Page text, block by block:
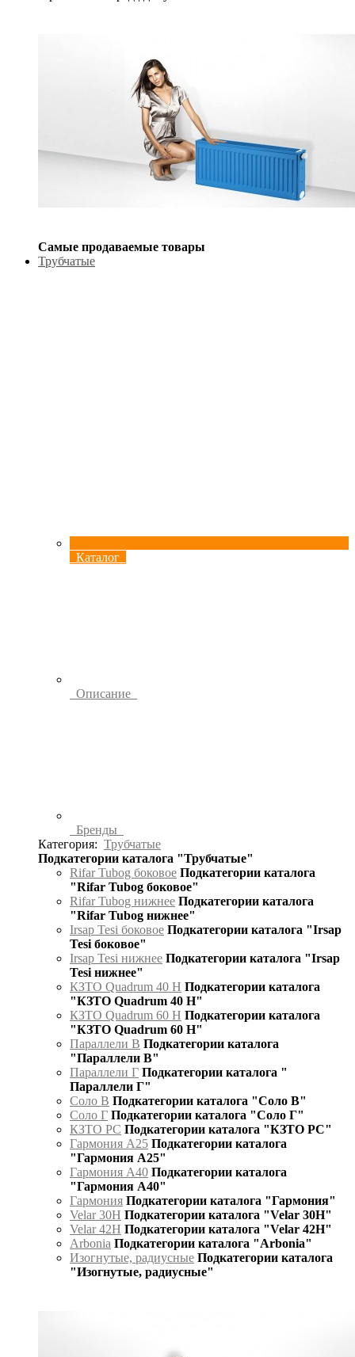
Самые продаваемые товары
Трубчатые
Каталог
Описание
Бренды
Категория: Трубчатые
Подкатегории каталога "Трубчатые"
Rifar Tubog боковое Подкатегории каталога
"Rifar Tubog боковое"
Rifar Tubog нижнее Подкатегории каталога
"Rifar Tubog нижнее"
Irsap Tesi боковое Подкатегории каталога "Irsap
Tesi боковое"
Irsap Tesi нижнее Подкатегории каталога "Irsap
Tesi нижнее"
КЗТО Quadrum 40 H Подкатегории каталога
"КЗТО Quadrum 40 H"
КЗТО Quadrum 60 H Подкатегории каталога
"КЗТО Quadrum 60 H"
Параллели В Подкатегории каталога
"Параллели В"
Параллели Г Подкатегории каталога "
Параллели Г"
Соло В Подкатегории каталога "Соло В"
Соло Г Подкатегории каталога "Соло Г"
КЗТО РС Подкатегории каталога "КЗТО РС"
Гармония А25 Подкатегории каталога
"Гармония А25"
Гармония А40 Подкатегории каталога
"Гармония А40"
Гармония Подкатегории каталога "Гармония"
Velar 30H Подкатегории каталога "Velar 30H"
Velar 42H Подкатегории каталога "Velar 42H"
Arbonia Подкатегории каталога "Arbonia"
Изогнутые, радиусные Подкатегории каталога
"Изогнутые, радиусные"